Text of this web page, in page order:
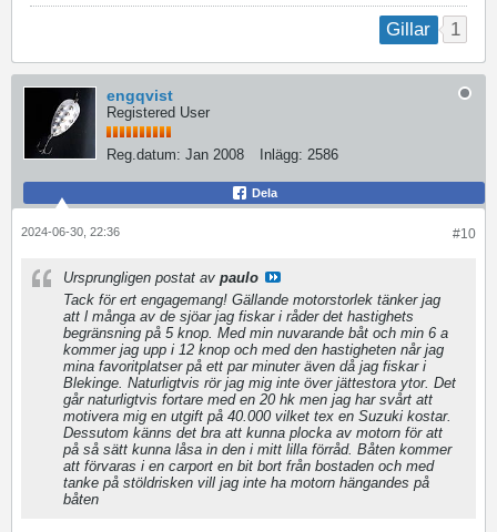
Gillar 1
engqvist
Registered User
Reg.datum: Jan 2008 Inlägg: 2586
Dela
#10
2024-06-30, 22:36
Ursprungligen postat av paulo
Tack för ert engagemang! Gällande motorstorlek tänker jag
att l många av de sjöar jag fiskar i råder det hastighets
begränsning på 5 knop. Med min nuvarande båt och min 6 a
kommer jag upp i 12 knop och med den hastigheten når jag
mina favoritplatser på ett par minuter även då jag fiskar i
Blekinge. Naturligtvis rör jag mig inte över jättestora ytor. Det
går naturligtvis fortare med en 20 hk men jag har svårt att
motivera mig en utgift på 40.000 vilket tex en Suzuki kostar.
Dessutom känns det bra att kunna plocka av motorn för att
på så sätt kunna låsa in den i mitt lilla förråd. Båten kommer
att förvaras i en carport en bit bort från bostaden och med
tanke på stöldrisken vill jag inte ha motorn hängandes på
båten